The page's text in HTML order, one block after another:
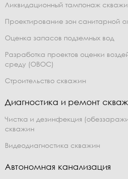
Ликвидационный тампонаж
Проектирование зон санитарной
Оценка запасов подземных вод
Разработка проектов оценки
среду (ОВОС)
Строительство скважин
Диагностика и ремонт
Чистка и дезинфекция
скважин
Видеодиагностика скважин
Автономная канализация